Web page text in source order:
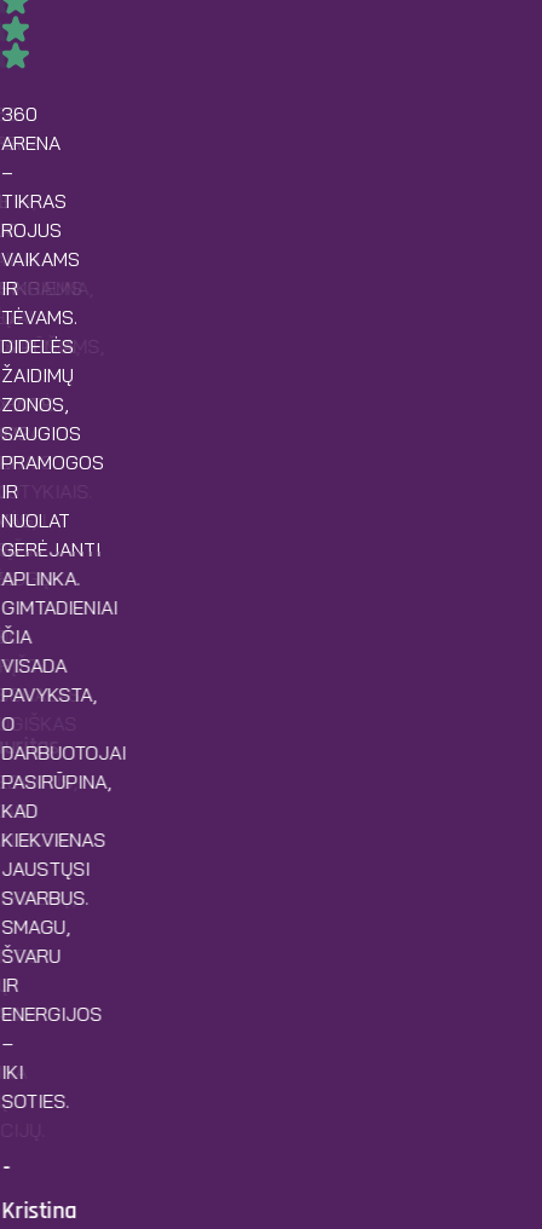
360
ARENA
–
TIKRAS
ROJUS
VAIKAMS
IR
TĖVAMS.
DIDELĖS
ŽAIDIMŲ
ZONOS,
SAUGIOS
PRAMOGOS
IR
NUOLAT
GERĖJANTI
APLINKA.
GIMTADIENIAI
ČIA
VISADA
PAVYKSTA,
O
DARBUOTOJAI
PASIRŪPINA,
KAD
KIEKVIENAS
JAUSTŲSI
SVARBUS.
SMAGU,
ŠVARU
IR
ENERGIJOS
–
IKI
SOTIES.
-
Kristina